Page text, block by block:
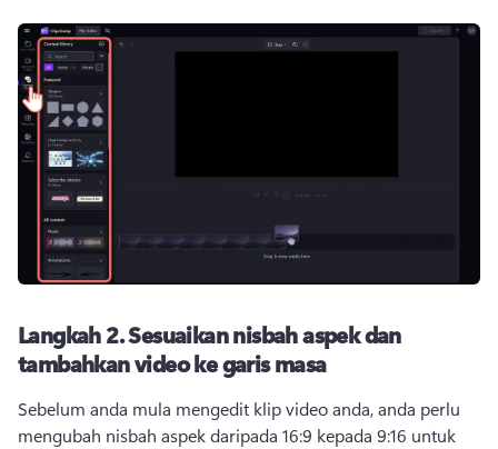
Langkah 2.Sesuaikan nisbah aspek dan
tambahkan video ke garis masa
Sebelum anda mula mengedit klip video anda, anda perlu
mengubah nisbah aspek daripada 16:9 kepada 9:16 untuk